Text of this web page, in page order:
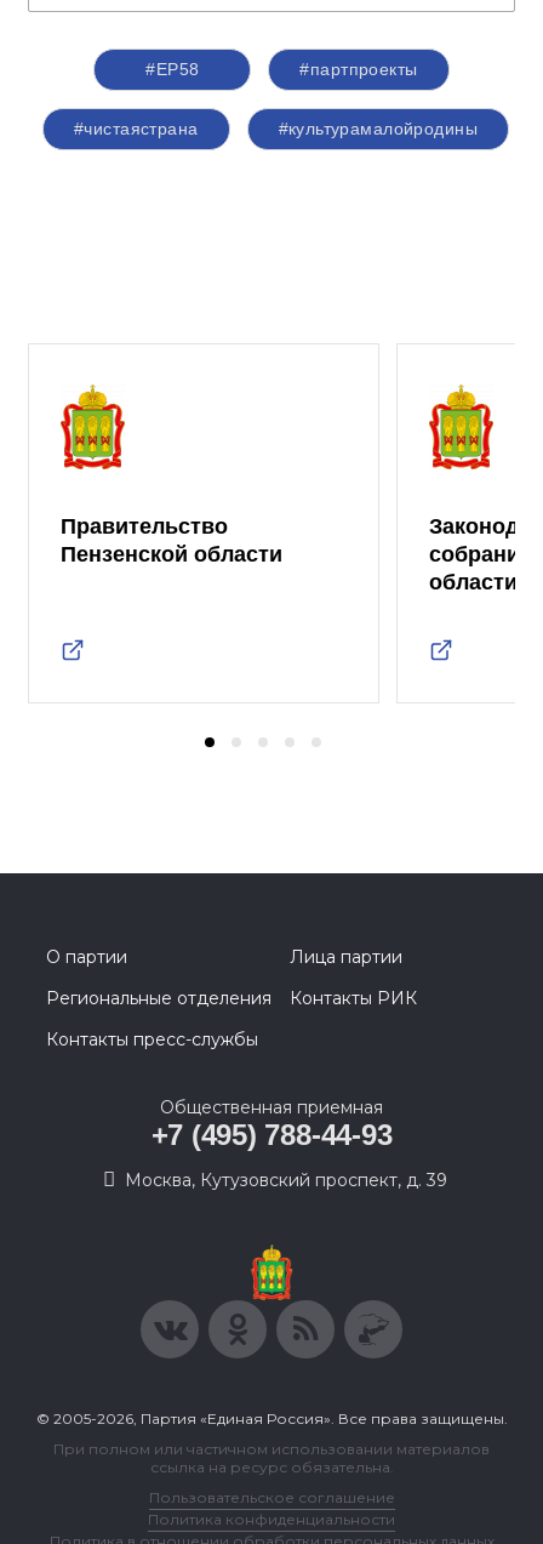
#ЕР58 #партпроекты
#чистаястрана #культурамалойродины
Правительство
Пензенской области
собрание
области
О партии
Лица партии
Региональные отделения
Контакты РИК
Контакты пресс-службы
Общественная приемная
+7 (495) 788-44-93
Москва, Кутузовский проспект, д. 39
© 2005-2026, Партия «Единая Россия». Все права защищены.
При полном или частичном использовании материалов
ссылка на ресурс обязательна.
Пользовательское соглашение
Политика конфиденциальности
Политика в отношении обработки персональных данных